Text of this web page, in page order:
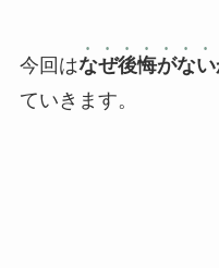
今回はなぜ後悔がな
ていきます。